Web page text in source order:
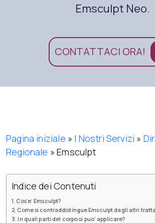
Emsculpt Neo.
CONTATTACI ORA!
Pagina iniziale » I Nostri Servizi »
Regionale »Emsculpt
Indice dei Contenuti
Cos’e’ Emsculpt?
Come si contraddistingue Emsculpt dagli altri
In quali parti del corpo si puo’ applicare?